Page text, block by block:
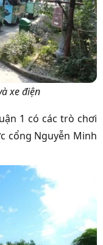
xe điện
1 có các trò chơi
cổng Nguyễn Minh